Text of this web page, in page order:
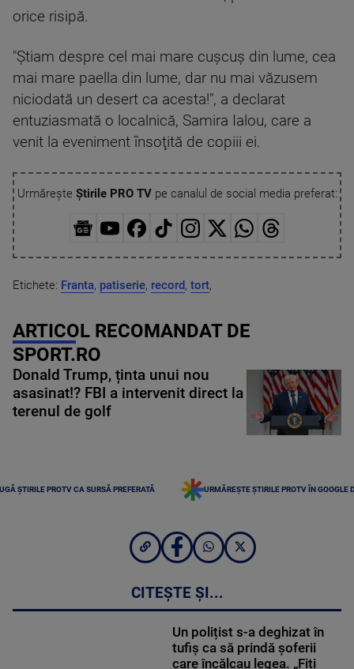
orice risipă.
"Ştiam despre cel mai mare cuşcuş din lume, cea
mai mare paella din lume, dar nu mai văzusem
niciodată un desert ca acesta!", a declarat
entuziasmată o localnică, Samira Ialou, care a
venit la eveniment însoţită de copiii ei.
Urmărește Știrile PRO TVpe canalul de social media preferat:
Etichete: Franta, patiserie, record, tort,
ARTICOL RECOMANDAT DE
SPORT.RO
Donald Trump, ținta unui nou
asasinat!? FBI a intervenit direct la
terenul de golf
ȘTIRILE PROTV CA SURSĂ PREFERATĂ URMĂREȘTE ȘTIRILE PROTV ÎN GOOGLE
CITEȘTE ȘI...
Un polițist s-a deghizat în
tufiș ca să prindă șoferii
care încălcau legea. „Fiți